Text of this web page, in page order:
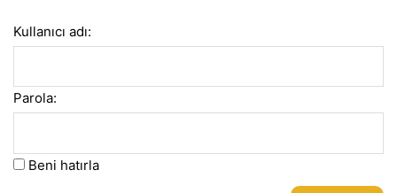
Kullanıcı adı:
Parola:
Beni hatırla